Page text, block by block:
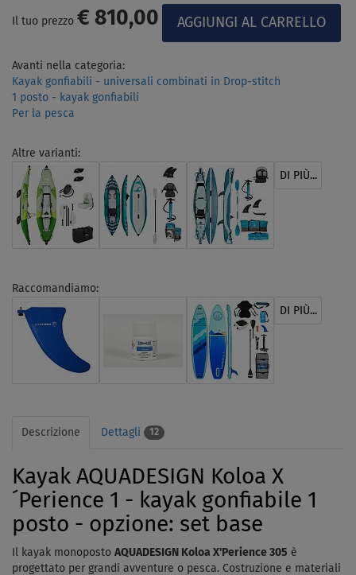
Il tuo prezzo € 810,00
Avanti nella categoria:
Kayak gonfiabili - universali combinati in Drop-stitch
1 posto - kayak gonfiabili
Per la pesca
Altre varianti:
DI PIÙ...
Raccomandiamo:
DI PIÙ...
Descrizione Dettagli 12
Kayak AQUADESIGN Koloa X
´Perience 1 - kayak gonfiabile 1
posto - opzione: set base
Il kayak monoposto AQUADESIGN Koloa X'Perience 305 ​​​​è
progettato per grandi avventure o pesca. Costruzione e materiali